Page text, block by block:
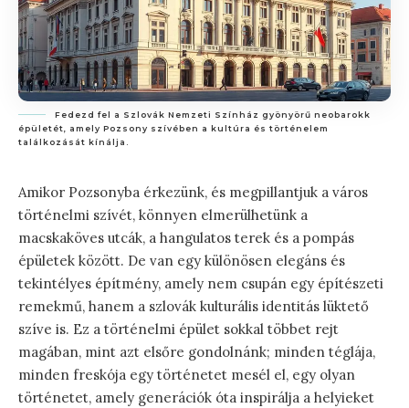
Fedezd fel a Szlovák Nemzeti Színház gyönyörű neobarokk
épületét, amely Pozsony szívében a kultúra és történelem
találkozását kínálja.
Amikor Pozsonyba érkezünk, és megpillantjuk a város
történelmi szívét, könnyen elmerülhetünk a
macskaköves utcák, a hangulatos terek és a pompás
épületek között. De van egy különösen elegáns és
tekintélyes építmény, amely nem csupán egy építészeti
remekmű, hanem a szlovák kulturális identitás lüktető
szíve is. Ez a történelmi épület sokkal többet rejt
magában, mint azt elsőre gondolnánk; minden téglája,
minden freskója egy történetet mesél el, egy olyan
történetet, amely generációk óta inspirálja a helyieket